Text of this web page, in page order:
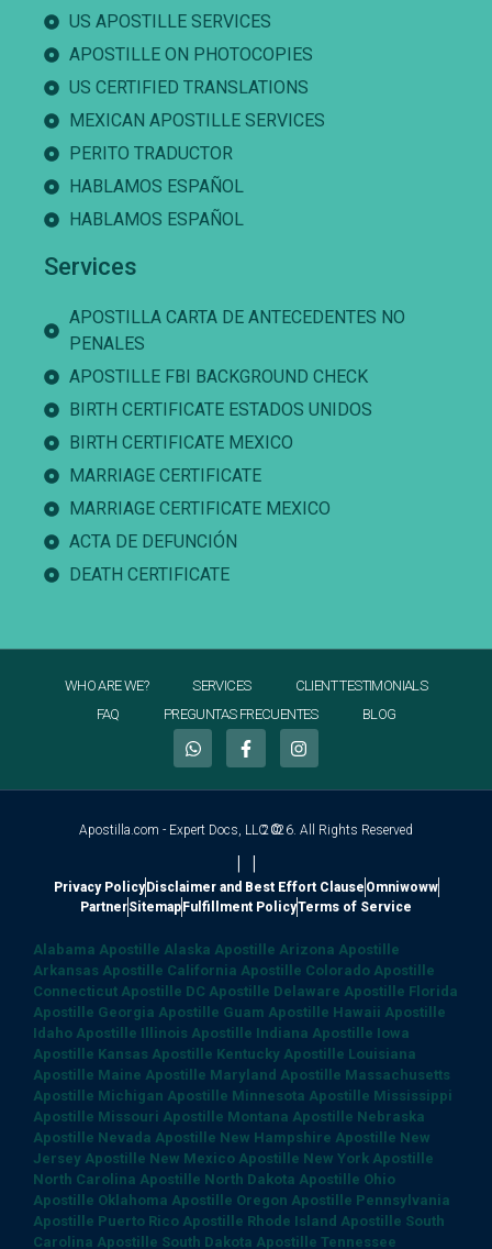
US APOSTILLE SERVICES
APOSTILLE ON PHOTOCOPIES
US CERTIFIED TRANSLATIONS
MEXICAN APOSTILLE SERVICES
PERITO TRADUCTOR
HABLAMOS ESPAÑOL
HABLAMOS ESPAÑOL
Services
APOSTILLA CARTA DE ANTECEDENTES NO
PENALES
APOSTILLE FBI BACKGROUND CHECK
BIRTH CERTIFICATE ESTADOS UNIDOS
BIRTH CERTIFICATE MEXICO
MARRIAGE CERTIFICATE
MARRIAGE CERTIFICATE MEXICO
ACTA DE DEFUNCIÓN
DEATH CERTIFICATE
WHO ARE WE? SERVICES
CLIENT TESTIMONIALS
FAQ
PREGUNTAS FRECUENTES BLOG
Apostilla.com - Expert Docs, LLC ©2026. All Rights Reserved
| |
Privacy Policy Disclaimer and Best Effort Clause Omniwoww
PartnerSitemap Fulfillment PolicyTerms of Service
Alabama Apostille Alaska Apostille Arizona Apostille
Arkansas Apostille California Apostille Colorado Apostille
Connecticut Apostille DC Apostille Delaware Apostille Florida
Apostille Georgia Apostille Guam Apostille Hawaii Apostille
Idaho Apostille Illinois Apostille Indiana Apostille Iowa
Apostille Kansas Apostille Kentucky Apostille Louisiana
Apostille Maine Apostille Maryland Apostille Massachusetts
Apostille Michigan Apostille Minnesota Apostille Mississippi
Apostille Missouri Apostille Montana Apostille Nebraska
Apostille Nevada Apostille New Hampshire Apostille New
Jersey Apostille New Mexico Apostille New York Apostille
North Carolina Apostille North Dakota Apostille Ohio
Apostille Oklahoma Apostille Oregon Apostille Pennsylvania
Apostille Puerto Rico Apostille Rhode Island Apostille South
Carolina Apostille South Dakota Apostille Tennessee